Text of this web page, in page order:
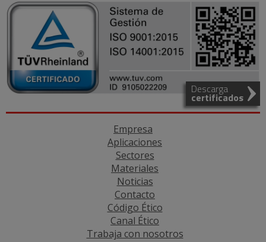
Descarga
certificados
Empresa
Aplicaciones
Sectores
Materiales
Noticias
Contacto
Código Ético
Canal Ético
Trabaja con nosotros